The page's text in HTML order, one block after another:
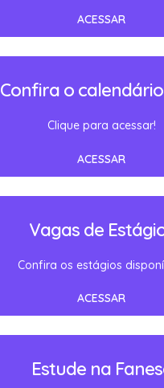
ACESSAR
Confira o calendário
Clique para acessar!
ACESSAR
Vagas de
Confira os estágios
ACESSAR
Estude na